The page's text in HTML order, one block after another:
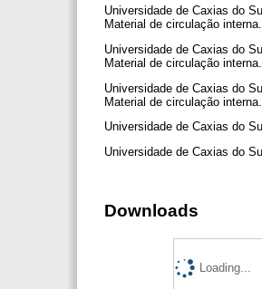
Universidade de Caxias do
Material de circulação interna.
Universidade de Caxias do
Material de circulação interna.
Universidade de Caxias do
Material de circulação interna.
Universidade de Caxias do
Universidade de Caxias do
Downloads
Loading...